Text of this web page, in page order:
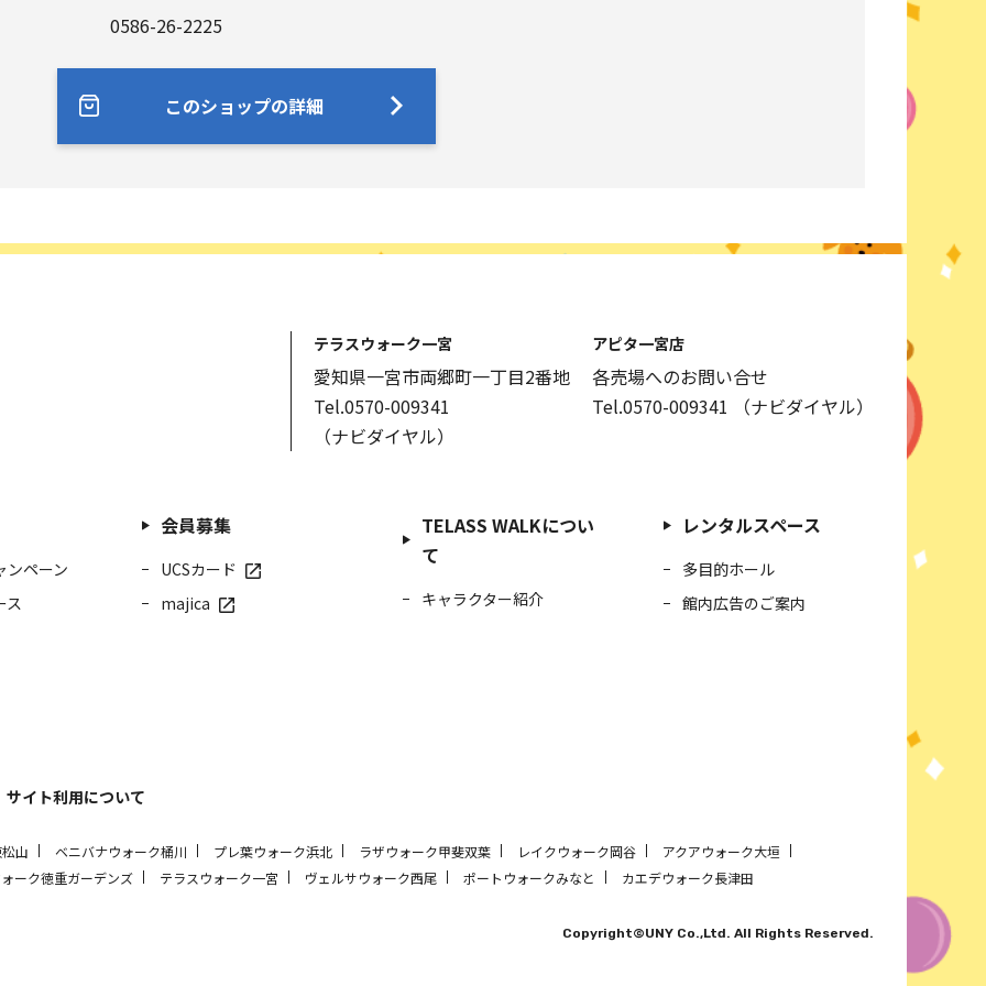
0586-26-2225
このショップの詳細
テラスウォーク一宮
愛知県一宮市両郷町一丁目2番地
Tel.0570-009341
（ナビダイヤル）
アピタ一宮店
各売場へのお問い合せ
Tel.0570-009341 （ナビダイヤル）
ンペーン
ス
会員募集
UCSカード
majica
TELASS WALKについ
て
キャラクター紹介
レンタルスペース
多目的ホール
館内広告のご案内
サイト利用について
山 ベニバナウォーク桶川 プレ葉ウォーク浜北 ラザウォーク甲斐双葉 レイクウォーク岡谷
アクアウォーク大垣
ーク徳重ガーデンズ
テラスウォーク一宮 ヴェルサウォーク西尾 ポートウォークみなと カエデウォーク長津田
Copyright©UNY Co.,Ltd. All Rights Reserved.